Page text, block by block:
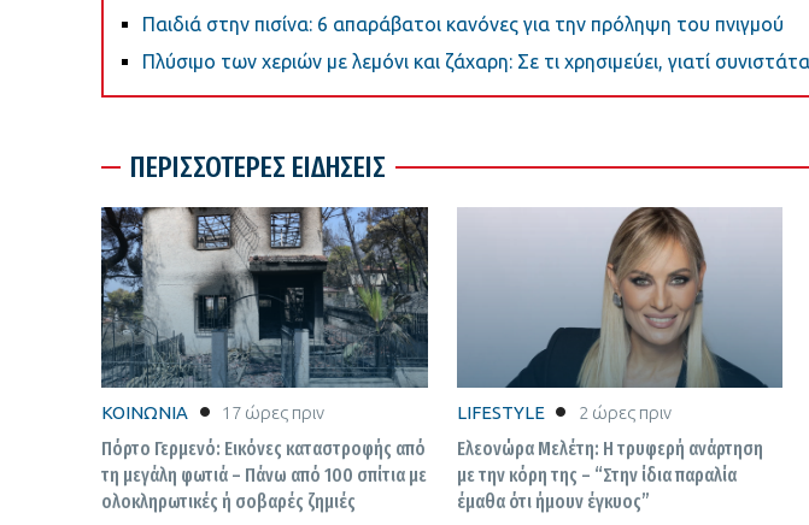
Παιδιά στην πισίνα: 6 απαράβατοι κανόνες για την πρόληψη του πνιγμού
Πλύσιμο των χεριών με λεμόνι και ζάχαρη: Σε τι χρησιμεύει, γιατί
ΠΕΡΙΣΣΟΤΕΡΕΣ ΕΙΔΗΣΕΙΣ
ΚΟΙΝΩΝΙΑ 17 ώρες πριν
Πόρτο Γερμενό: Εικόνες καταστροφής από
τη μεγάλη φωτιά – Πάνω από 100 σπίτια με
ολοκληρωτικές ή σοβαρές ζημιές
LIFESTYLE 2 ώρες πριν
Ελεονώρα Μελέτη: Η τρυφερή ανάρτηση
με την κόρη της – “Στην ίδια παραλία
έμαθα ότι ήμουν έγκυος”